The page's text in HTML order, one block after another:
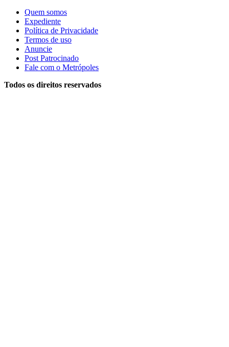
Quem somos
Expediente
Política de Privacidade
Termos de uso
Anuncie
Post Patrocinado
Fale com o Metrópoles
Todos os direitos reservados